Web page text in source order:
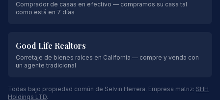
Comprador de casas en efectivo — compramos su casa tal
como está en 7 días
Good Life Realtors
Corretaje de bienes raíces en California — compre y venda con
un agente tradicional
Todas bajo propiedad común de Selvin Herrera. Empresa matriz: SHH
Holdings LTD.